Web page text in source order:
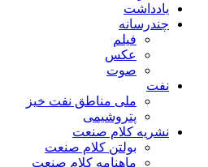
یادداشت
چندرسانه
فیلم
عکس
صوت
نفت
ملی مناطق نفت خیز
پتروشیمی
نشریه کلام صنعت
بولتن کلام صنعت
ماهنامه کلام صنعت